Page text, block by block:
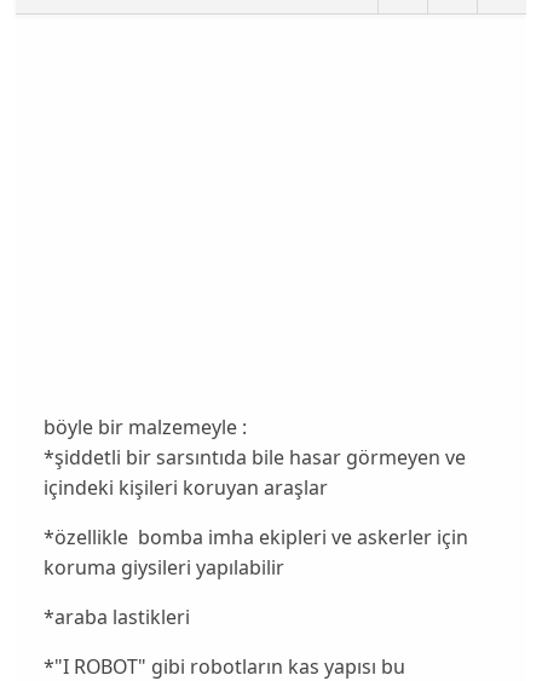
böyle bir malzemeyle :
*şiddetli bir sarsıntıda bile hasar görmeyen ve
içindeki kişileri koruyan araşlar
*özellikle bomba imha ekipleri ve askerler için
koruma giysileri yapılabilir
*araba lastikleri
*"I ROBOT" gibi robotların kas yapısı bu